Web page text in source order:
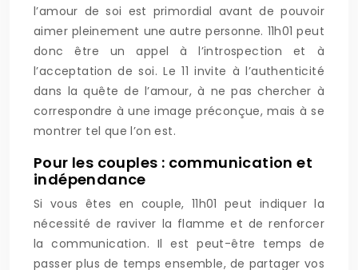
l’amour de soi est primordial avant de pouvoir
aimer pleinement une autre personne. 11h01 peut
donc être un appel à l’introspection et à
l’acceptation de soi. Le 11 invite à l’authenticité
dans la quête de l’amour, à ne pas chercher à
correspondre à une image préconçue, mais à se
montrer tel que l’on est.
Pour les couples : communication et
indépendance
Si vous êtes en couple, 11h01 peut indiquer la
nécessité de raviver la flamme et de renforcer
la communication. Il est peut-être temps de
passer plus de temps ensemble, de partager vos